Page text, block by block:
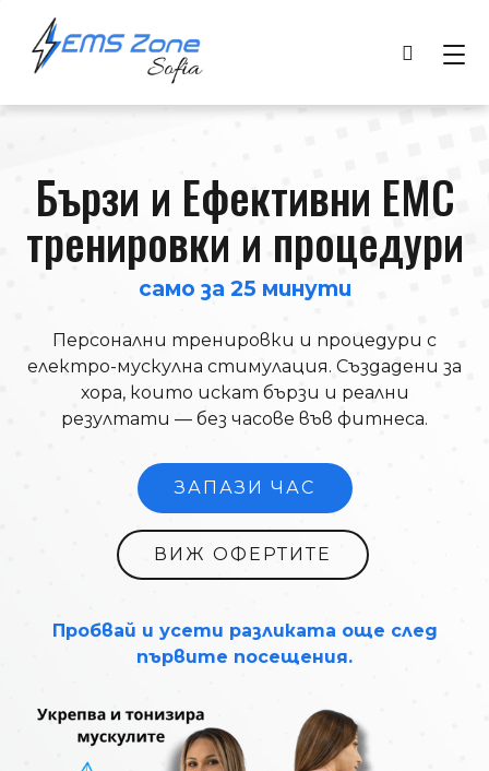
Бързи и Ефективни ЕМС
тренировки и процедури
само за 25 минути
Персонални тренировки и процедури с
електро-мускулна стимулация. Създадени за
хора, които искат бързи и реални
резултати — без часове във фитнеса.
ЗАПАЗИ ЧАС
ВИЖ ОФЕРТИТЕ
Пробвай и усети разликата още след
първите посещения.